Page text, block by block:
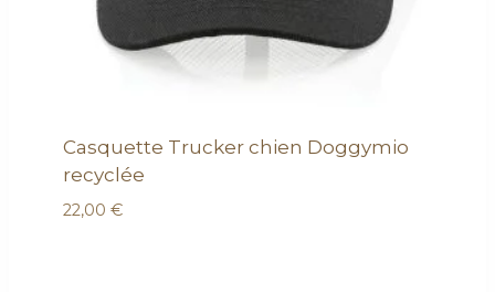
Casquette Trucker chien Doggymio
recyclée
22,00 €